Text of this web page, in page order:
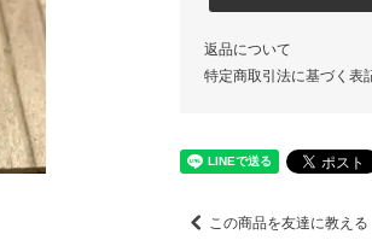
返品について
特定商取引法に基づく表
この商品を友達に教える